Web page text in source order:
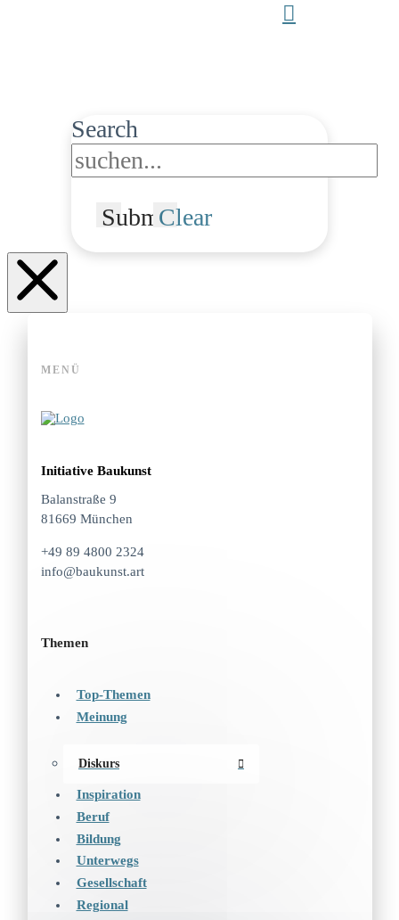
Search
SubmitClear
MENÜ
Initiative Baukunst
Balanstraße 9
81669 München
+49 89 4800 2324
info@baukunst.art
Themen
Top-Themen
Meinung
Diskurs
Inspiration
Beruf
Bildung
Unterwegs
Gesellschaft
Regional